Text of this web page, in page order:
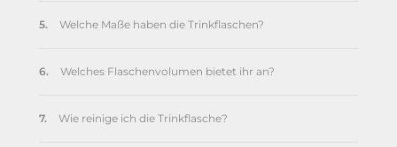
5. Welche Maße haben die Trinkflaschen?
6. Welches Flaschenvolumen bietet ihr an?
7. Wie reinige ich die Trinkflasche?